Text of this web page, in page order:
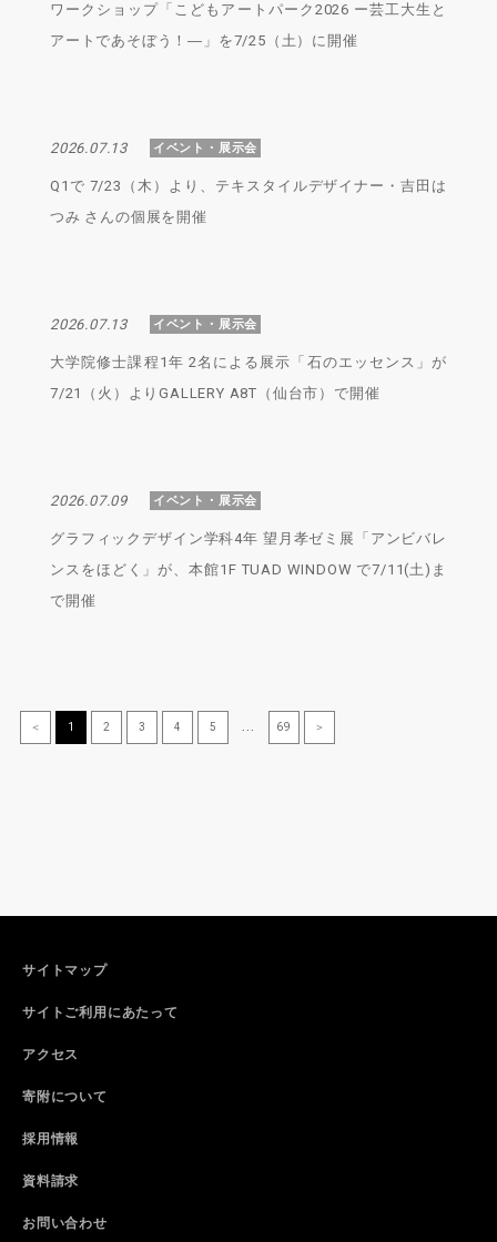
ワークショップ「こどもアートパーク2026 ー芸工大生と
アートであそぼう！―」を7/25（土）に開催
2026.07.13 イベント・展示会
Q1で 7/23（木）より、テキスタイルデザイナー・吉田は
つみ さんの個展を開催
2026.07.13 イベント・展示会
大学院修士課程1年 2名による展示「石のエッセンス」が
7/21（火）よりGALLERY A8T（仙台市）で開催
2026.07.09 イベント・展示会
グラフィックデザイン学科4年 望月孝ゼミ展「アンビバレ
ンスをほどく」が、本館1F TUAD WINDOW で7/11(土)ま
で開催
＜ 1 2 3 4 5 69 ＞
サイトマップ
サイトご利用にあたって
アクセス
寄附について
採用情報
資料請求
お問い合わせ